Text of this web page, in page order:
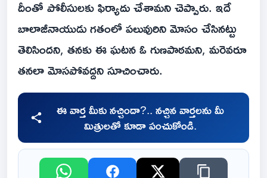
దీంతో పోలీసులకు ఫిర్యాదు చేశామని చెప్పారు. ఇదే
బాలాజీనాయుడు గతంలో పలువురిని మోసం చేసినట్టు
తెలిసిందని, తనకు ఈ ఘటన ఓ గుణపాఠమని, మరెవరూ
తనలా మోసపోవద్దని సూచించారు.
ఈ వార్త మీకు నచ్చిందా?.. నచ్చిన వార్తలను మీ
మిత్రులతో కూడా పంచుకోండి.